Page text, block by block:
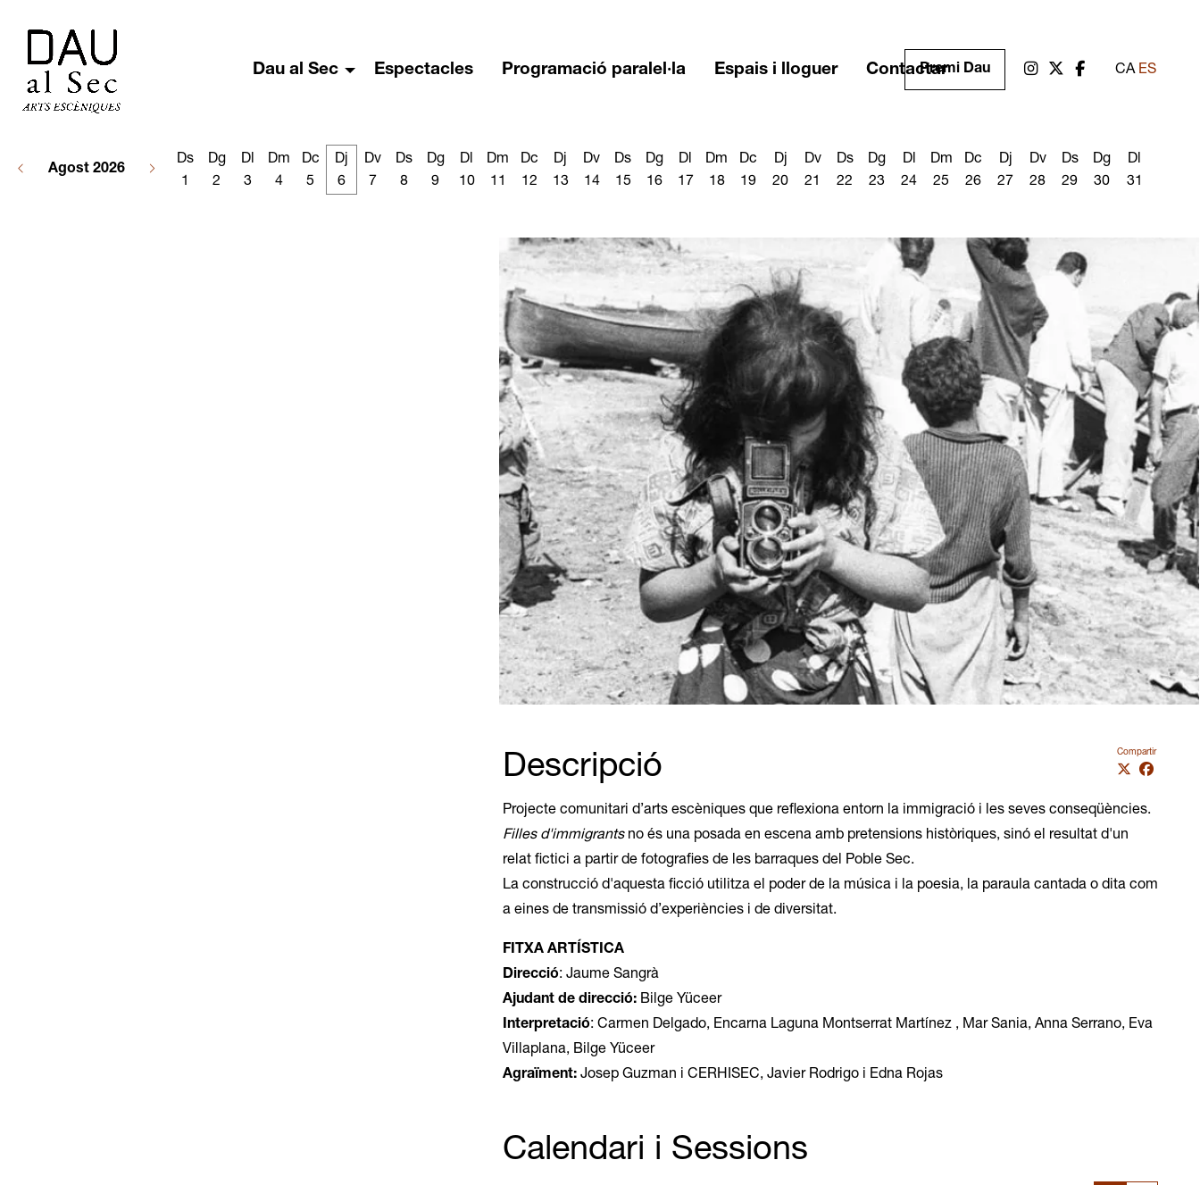
CA ES
Link a instagram
Link a twitter
Link a facebook
Premi Dau
Dau al Sec Espectacles Programació paralel·la Espais i lloguer Contactar
Agost 2026
Ds
1
Dg
2
Dl
3
Dm
4
Dc
5
Dj
6
Dv
7
Ds
8
Dg
9
Dl
10
Dm
11
Dc
12
Dj
13
Dv
14
Ds
15
Dg
16
Dl
17
Dm
18
Dc
19
Dj
20
Dv
21
Ds
22
Dg
23
Dl
24
Dm
25
Dc
26
Dj
27
Dv
28
Ds
29
Dg
30
Dl
31
Compartir
Descripció
Projecte comunitari d’arts escèniques que reflexiona entorn la immigració i les seves conseqüències.
Filles d'immigrantsno és una posada en escena amb pretensions històriques, sinó el resultat d'un
relat fictici a partir de fotografies de les barraques del Poble Sec.
La construcció d'aquesta ficció utilitza el poder de la música i la poesia, la paraula cantada o dita com
a eines de transmissió d’experiències i de diversitat.
FITXA ARTÍSTICA
Direcció: Jaume Sangrà
Ajudant de direcció:Bilge Yüceer
Interpretació: Carmen Delgado, Encarna Laguna Montserrat Martínez , Mar Sania, Anna Serrano, Eva
Villaplana, Bilge Yüceer
Agraïment:Josep Guzman i CERHISEC, Javier Rodrigo i Edna Rojas
Calendari i Sessions